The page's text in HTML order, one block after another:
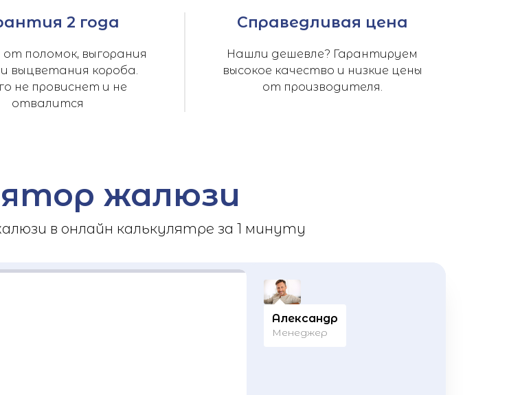
2 года
поломок, выгорания
выцветания короба.
не провиснет и не
отвалится
Справедливая цена
Нашли дешевле? Гарантируем
высокое качество и низкие цены
от производителя.
жалюзи
в онлайн калькулятре за 1 минуту
Александр
Менеджер